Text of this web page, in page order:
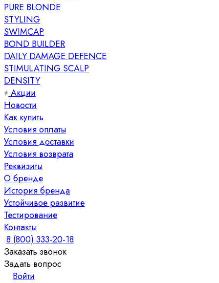
PURE BLONDE
STYLING
SWIMCAP
BOND BUILDER
DAILY DAMAGE DEFENCE
STIMULATING SCALP
DENSITY
Акции
Новости
Как купить
Условия оплаты
Условия доставки
Условия возврата
Реквизиты
О бренде
История бренда
Устойчивое развитие
Тестирование
Контакты
8 (800) 333-20-18
Заказать звонок
Задать вопрос
Войти